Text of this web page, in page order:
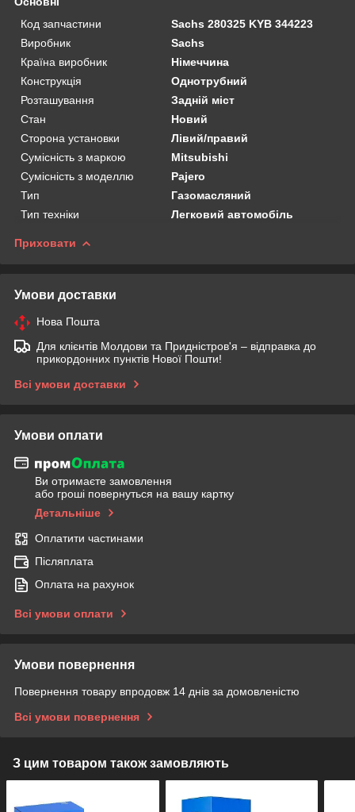
Код запчастини
Sachs 280325 KYB 344223
Виробник
Sachs
Країна виробник
Німеччина
Конструкція
Однотрубний
Розташування
Задній міст
Стан
Новий
Сторона установки
Лівий/правий
Сумісність з маркою
Mitsubishi
Сумісність з моделлю
Pajero
Тип
Газомасляний
Тип техніки
Легковий автомобіль
Приховати
Умови доставки
Нова Пошта
Для клієнтів Молдови та Придністров'я – відправка до
прикордонних пунктів Нової Пошти!
Всі умови доставки
Умови оплати
Ви отримаєте замовлення
або гроші повернуться на вашу картку
Детальніше
Оплатити частинами
Післяплата
Оплата на рахунок
Всі умови оплати
Умови повернення
Повернення товару впродовж 14 днів за домовленістю
Всі умови повернення
З цим товаром також замовляють